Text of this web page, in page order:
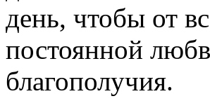
день, чтобы от
постоянной
благополучия.